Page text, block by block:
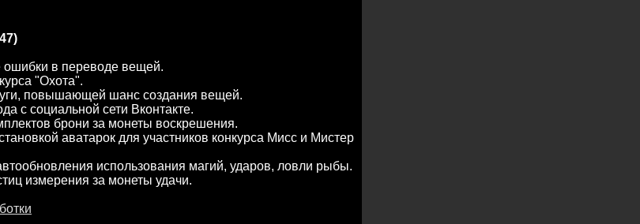
в переводе вещей.
"Охота".
повышающей шанс создания вещей.
с социальной сети Вконтакте.
брони за монеты воскрешения.
аватарок для участников конкурса Мисс и Мистер
использования магий, ударов, ловли рыбы.
измерения за монеты удачи.